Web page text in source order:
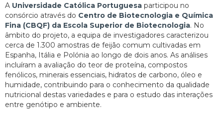
A Universidade Católica Portuguesa participou no
consórcio através do Centro de Biotecnologia e Química
Fina (CBQF) da Escola Superior de Biotecnologia. No
âmbito do projeto, a equipa de investigadores caracterizou
cerca de 1.300 amostras de feijão comum cultivadas em
Espanha, Itália e Polónia ao longo de dois anos. As análises
incluíram a avaliação do teor de proteína, compostos
fenólicos, minerais essenciais, hidratos de carbono, óleo e
humidade, contribuindo para o conhecimento da qualidade
nutricional destas variedades e para o estudo das interações
entre genótipo e ambiente.